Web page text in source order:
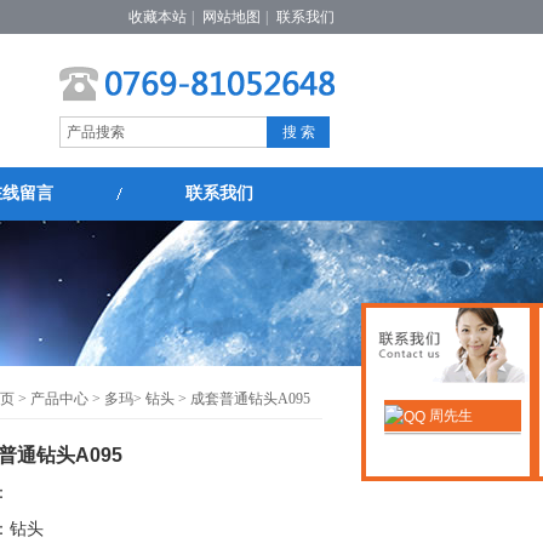
收藏本站 网站地图 联系我们
留言 联系我们
> 产品中心 > 多玛> 钻头 > 成套普通钻头A095
通钻头A095
钻头
周先生